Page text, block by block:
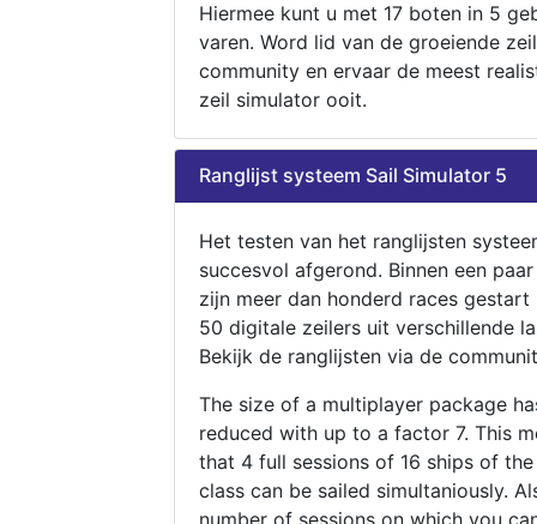
Hiermee kunt u met 17 boten in 5
varen. Word lid van de groeiende zeil
community en ervaar de meest
zeil simulator ooit.
Ranglijst systeem Sail Simulator 5
Het testen van het ranglijsten
succesvol afgerond. Binnen een
zijn meer dan honderd races gestart
50 digitale zeilers uit verschillende
Bekijk de ranglijsten via de
The size of a multiplayer package
reduced with up to a factor 7. This
that 4 full sessions of 16 ships of
class can be sailed simultaniously.